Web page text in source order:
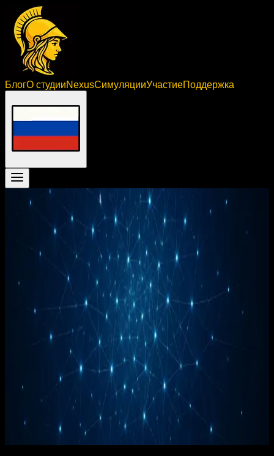
БлогО студииNexusСимуляцииУчастиеПоддержка
Nexus
Универсальный игровой движок, где миры можно
создавать словами.